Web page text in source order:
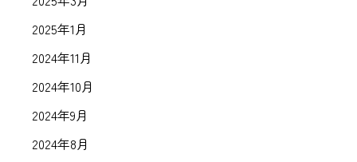
2025年1月
2024年11月
2024年10月
2024年9月
2024年8月